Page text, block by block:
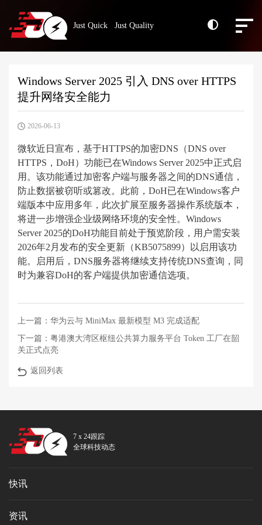
Just Quick Just Quality
Windows Server 2025 引入 DNS over HTTPS
提升网络安全能力
2026-06-13
微软近日宣布，基于HTTPS的加密DNS（DNS over
HTTPS，DoH）功能已在Windows Server 2025中正式启
用。该功能通过加密客户端与服务器之间的DNS通信，
防止数据被窃听或篡改。此前，DoH已在Windows客户
端版本中应用多年，此次扩展至服务器操作系统版本，
将进一步增强企业级网络环境的安全性。Windows
Server 2025的DoH功能目前处于预览阶段，用户需安装
2026年2月发布的安全更新（KB5075899）以启用该功
能。启用后，DNS服务器将继续支持传统DNS查询，同
时为兼容DoH的客户端提供加密通信选项。
上一篇： 华为云与 MiniMax 最新模型 M3 完成适配
下一篇： 粤港澳大湾区枢纽公共算力服务平台 Token 工厂在韶
关正式点亮
返回列表
7 x 24跟踪
全球科技动态
快讯
资讯